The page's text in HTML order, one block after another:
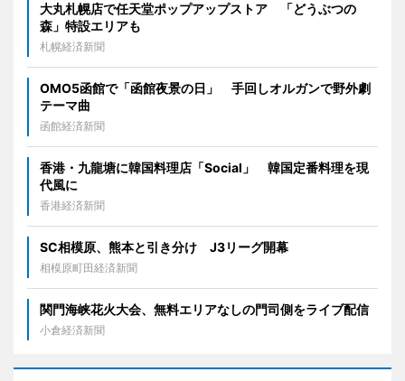
大丸札幌店で任天堂ポップアップストア 「どうぶつの
森」特設エリアも
札幌経済新聞
OMO5函館で「函館夜景の日」 手回しオルガンで野外劇
テーマ曲
函館経済新聞
香港・九龍塘に韓国料理店「Social」 韓国定番料理を現
代風に
香港経済新聞
SC相模原、熊本と引き分け J3リーグ開幕
相模原町田経済新聞
関門海峡花火大会、無料エリアなしの門司側をライブ配信
小倉経済新聞